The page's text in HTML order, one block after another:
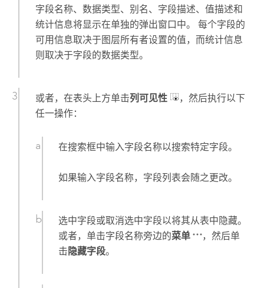
字段名称、数据类型、别名、字段描述、值描述和
统计信息将显示在单独的弹出窗口中。 每个字段的
可用信息取决于图层所有者设置的值，而统计信息
则取决于字段的数据类型。
或者，在表头上方单击列可见性
，然后执行以下
任一操作：
在搜索框中输入字段名称以搜索特定字段。
如果输入字段名称，字段列表会随之更改。
选中字段或取消选中字段以将其从表中隐藏。
或者，单击字段名称旁边的菜单
，然后单
击 隐藏字段。